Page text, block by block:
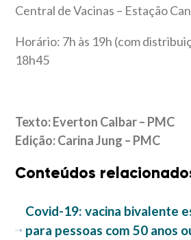
Central de Vacinas – Estação
Horário: 7h às 19h (com
18h45
Texto: Everton Calbar – PMC
Edição: Carina Jung – PMC
Conteúdos
Covid-19: vacina bivalente
para pessoas com 50 anos